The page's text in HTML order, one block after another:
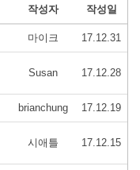
작성자 작성일
마이크 17.12.31
Susan 17.12.28
brianchung 17.12.19
시애틀 17.12.15